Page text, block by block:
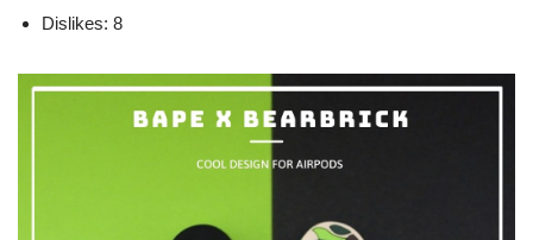
Dislikes: 8